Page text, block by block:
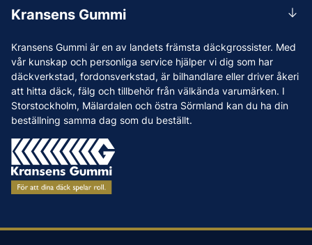
Kransens Gummi är en av landets främsta däckgrossister. Med
vår kunskap och personliga service hjälper vi dig som har
däckverkstad, fordonsverkstad, är bilhandlare eller driver åkeri
att hitta däck, fälg och tillbehör från välkända varumärken. I
Storstockholm, Mälardalen och östra Sörmland kan du ha din
beställning samma dag som du beställt.
Leverans
Reklamation & återköp
Betalning & faktura
Köpvillkor
Vanliga frågor och svar
Kransens Gummi
Vi som jobbar på Kransens Gummi
Jobba hos oss
Nyheter
Tips & Råd
Varumärken
Våra Verkstäder
Press
Lunchstängt 12:00-12:30